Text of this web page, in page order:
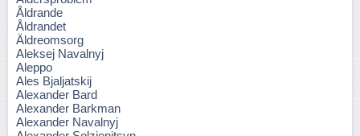
Åldrande
Åldrandet
Äldreomsorg
Aleksej Navalnyj
Aleppo
Ales Bjaljatskij
Alexander Bard
Alexander Barkman
Alexander Navalnyj